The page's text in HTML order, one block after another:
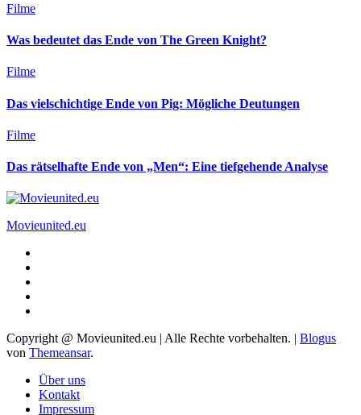
Filme
Was bedeutet das Ende von The Green Knight?
Filme
Das vielschichtige Ende von Pig: Mögliche Deutungen
Filme
Das rätselhafte Ende von „Men“: Eine tiefgehende Analyse
Movieunited.eu
Copyright @ Movieunited.eu | Alle Rechte vorbehalten. | Blogus
von Themeansar.
Über uns
Kontakt
Impressum